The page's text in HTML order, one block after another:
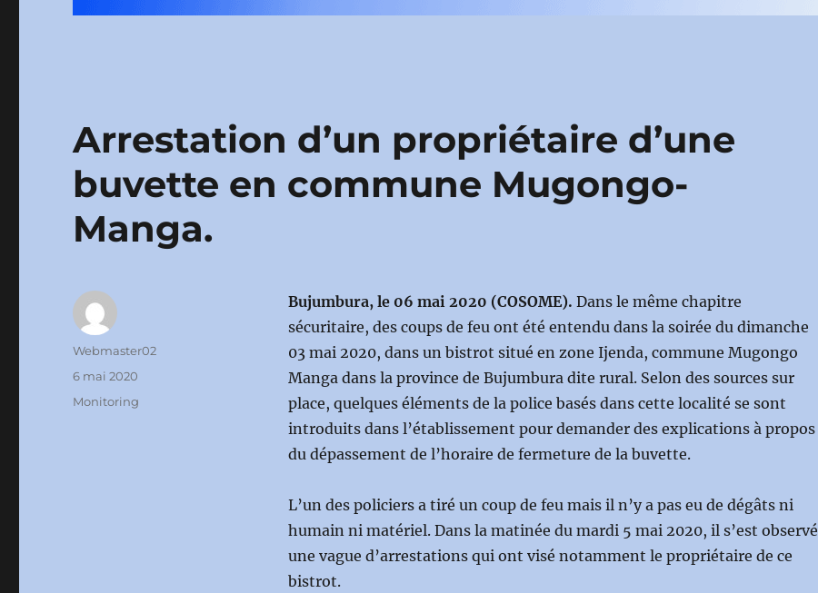
Arrestation d’un propriétaire d’une
buvette en commune Mugongo-
Manga.
Bujumbura, le 06 mai 2020 (COSOME). Dans le même chapitre
sécuritaire, des coups de feu ont été entendu dans la soirée du dimanche
03 mai 2020, dans un bistrot situé en zone Ijenda, commune Mugongo
Manga dans la province de Bujumbura dite rural. Selon des sources sur
place, quelques éléments de la police basés dans cette localité se sont
introduits dans l’établissement pour demander des explications à propos
du dépassement de l’horaire de fermeture de la buvette.
L’un des policiers a tiré un coup de feu mais il n’y a pas eu de dégâts ni
humain ni matériel. Dans la matinée du mardi 5 mai 2020, il s’est observé
une vague d’arrestations qui ont visé notamment le propriétaire de ce
bistrot.
Auteur
Webmaster02
Publié
6 mai 2020
Catégories
Monitoring